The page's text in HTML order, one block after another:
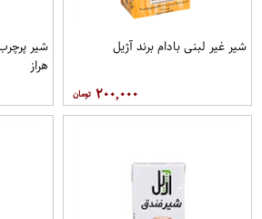
شیر غیر لبنی بادام برند آژیل
۲۰۰,۰۰۰
هراز